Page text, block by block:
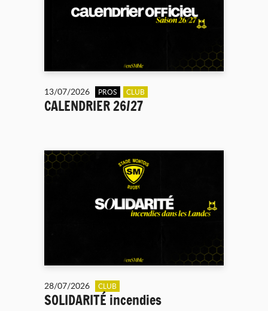
13/07/2026 PROS CLUB
CALENDRIER 26/27
28/07/2026 CLUB
SOLIDARITÉ incendies